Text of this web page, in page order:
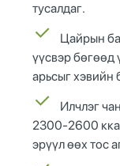
тусалдаг.
Цайрын
үүсвэр бөгөөд
арьсыг хэвийн
Илчлэг
2300-2600
эрүүл өөх тос